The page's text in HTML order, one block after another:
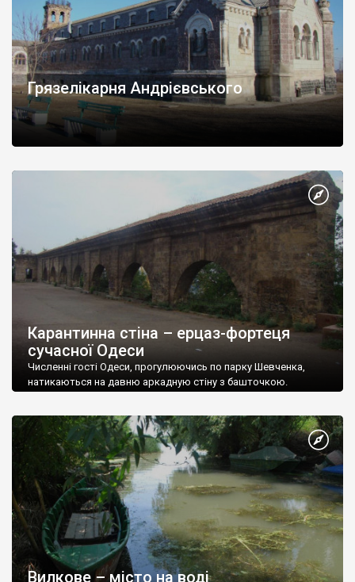
Грязелікарня Андрієвського
Карантинна стіна – ерцаз-фортеця
сучасної Одеси
Численні гості Одеси, прогулюючись по парку Шевченка,
натикаються на давню аркадную стіну з башточкою.
Вилкове – місто на воді